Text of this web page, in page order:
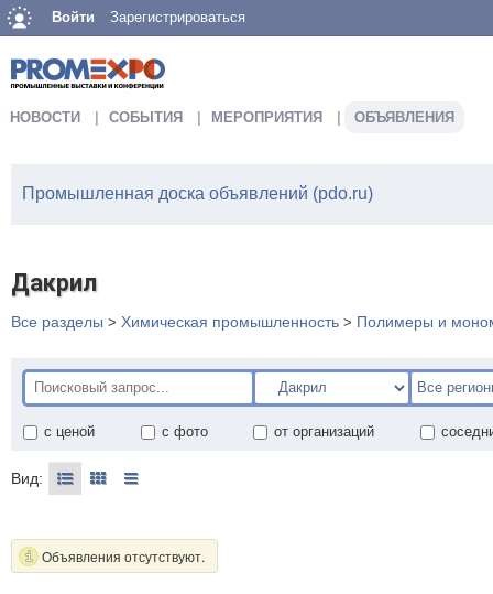
Войти Зарегистрироваться
НОВОСТИ СОБЫТИЯ МЕРОПРИЯТИЯ ОБЪЯВЛЕНИЯ
Промышленная доска объявлений (pdo.ru)
Дакрил
Все разделы > Химическая промышленность > Полимеры и
с ценой с фото от организаций
Вид:
Объявления отсутствуют.